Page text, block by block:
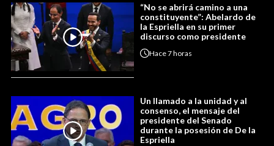
“No se abrirá camino a una
constituyente”: Abelardo de
la Espriella en su primer
discurso como presidente
Hace7 horas
Un llamado a la unidad y al
consenso, el mensaje del
presidente del Senado
durante la posesión de De la
Espriella